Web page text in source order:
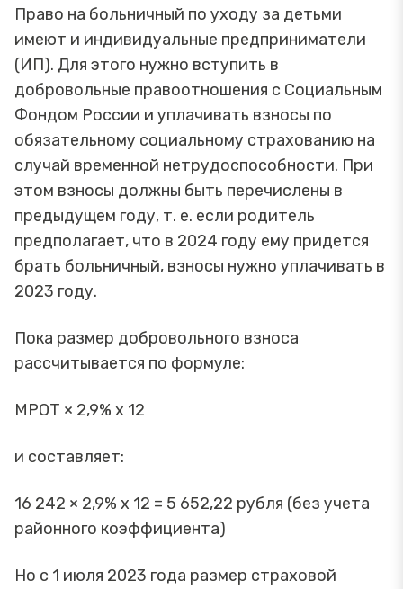
Право на больничный по уходу за детьми
имеют и индивидуальные предприниматели
(ИП). Для этого нужно вступить в
добровольные правоотношения с Социальным
Фондом России и уплачивать взносы по
обязательному социальному страхованию на
случай временной нетрудоспособности. При
этом взносы должны быть перечислены в
предыдущем году, т. е. если родитель
предполагает, что в 2024 году ему придется
брать больничный, взносы нужно уплачивать в
2023 году.
Пока размер добровольного взноса
рассчитывается по формуле:
МРОТ × 2,9% х 12
и составляет:
16 242 × 2,9% х 12 = 5 652,22 рубля (без учета
районного коэффициента)
Но с 1 июля 2023 года размер страховой